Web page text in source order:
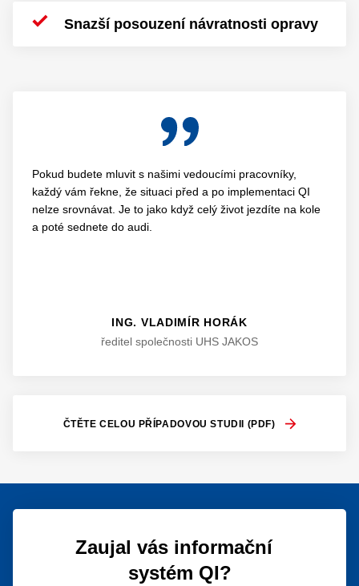
Snazší posouzení návratnosti opravy
Pokud budete mluvit s našimi vedoucími pracovníky,
každý vám řekne, že situaci před a po implementaci QI
nelze srovnávat. Je to jako když celý život jezdíte na kole
a poté sednete do audi.
ING. VLADIMÍR HORÁK
ředitel společnosti UHS JAKOS
ČTĚTE CELOU PŘÍPADOVOU STUDII (PDF)
Zaujal vás informační
systém QI?